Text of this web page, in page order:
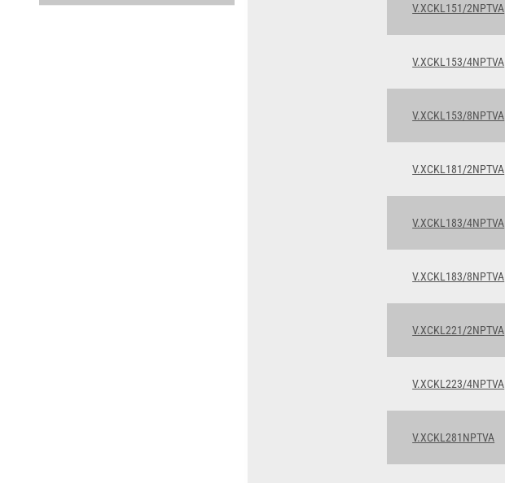
V.XCKL151/2NPTVA
V.XCKL153/4NPTVA
V.XCKL153/8NPTVA
V.XCKL181/2NPTVA
V.XCKL183/4NPTVA
V.XCKL183/8NPTVA
V.XCKL221/2NPTVA
V.XCKL223/4NPTVA
V.XCKL281NPTVA